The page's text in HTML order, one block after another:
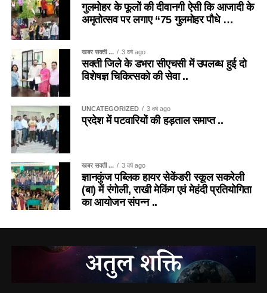
गुलमोहर के फूलों की दीवानगी ऐसी कि आजादी के
अमृतोत्सव पर लगाए “75 गुलमोहर पौधे …
खबर सक्ती ... 3 वर्ष ago
सक्ती जिले के डभरा सीएचसी में उपलब्ध हुई दो
विशेषज्ञ चिकित्सको की सेवा ..
UNCATEGORIZED 3 वर्ष ago
प्रदेश में पटवारियों की हड़ताल समाप्त ..
खबर सक्ती ... 3 वर्ष ago
ज्ञानकुंज पब्लिक हायर सेकेंडरी स्कूल सकरेली
(बा) में रंगोली, राखी मेकिंग एवं मेहंदी प्रतियोगिता
का आयोजन संपन्न ..